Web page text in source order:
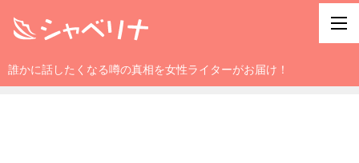
誰かに話したくなる噂の真相を女性ライターがお届け！